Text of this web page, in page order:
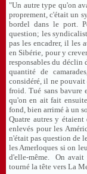
"Un autre type qu'on
proprement, c'était un
bordel dans le port.
question; les
pas les encadrer, il les
en Sibérie, pour y
responsables du déclin
quantité de
considéré, il ne pouvait
froid. Tué sans
qu'on en ait fait
fond, bien arrimé à un
Quatre autres y étaient
enlevés pour les
n'était pas question de
les Amerloques si on
d'elle-même. On
tourné la tête vers La